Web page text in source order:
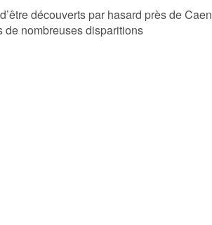
découverts par hasard près de Caen
de nombreuses disparitions